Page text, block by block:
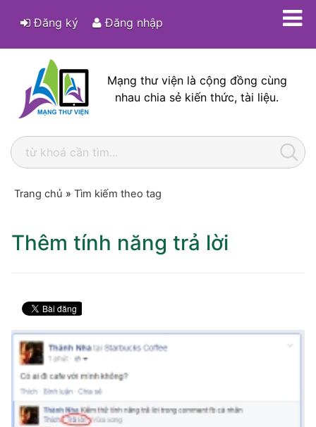
Đăng ký Đăng nhập
Mạng thư viện là cộng đồng cùng
nhau chia sẻ kiến thức, tài liệu.
Trang chủ » Tìm kiếm theo tag
Thêm tính năng trả lời